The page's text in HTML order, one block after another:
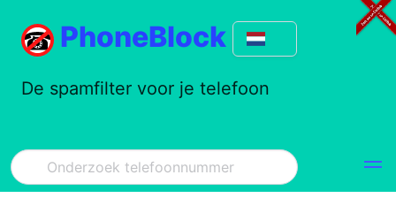
PhoneBlock
De spamfilter voor je telefoon